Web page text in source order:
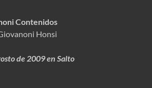
Contenidos
Honsi
de 2009 en Salto